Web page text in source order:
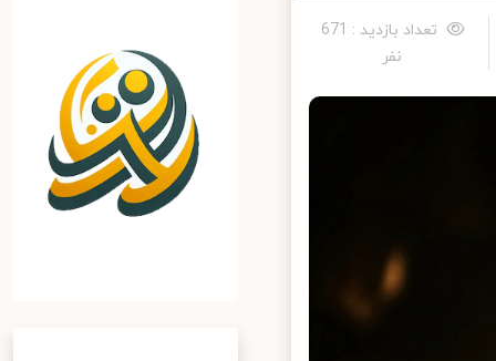
تعداد بازدید : 671
نفر